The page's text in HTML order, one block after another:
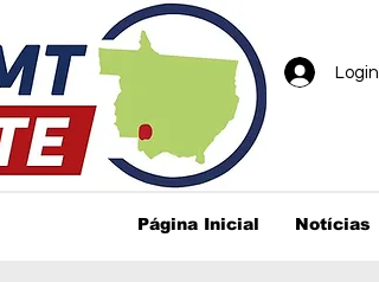
Login
Página Inicial Notícias